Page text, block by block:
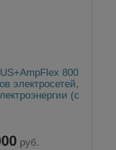
800
электросетей,
(с
руб.